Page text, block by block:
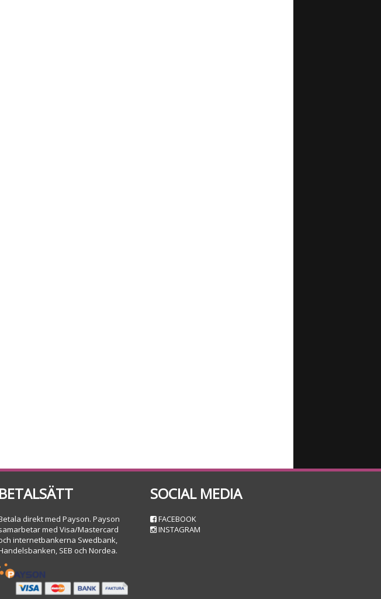
BETALSÄTT
direkt med Payson. Payson
med Visa/Mastercard
internetbankerna Swedbank,
SEB och Nordea.
SOCIAL MEDIA
FACEBOOK
INSTAGRAM